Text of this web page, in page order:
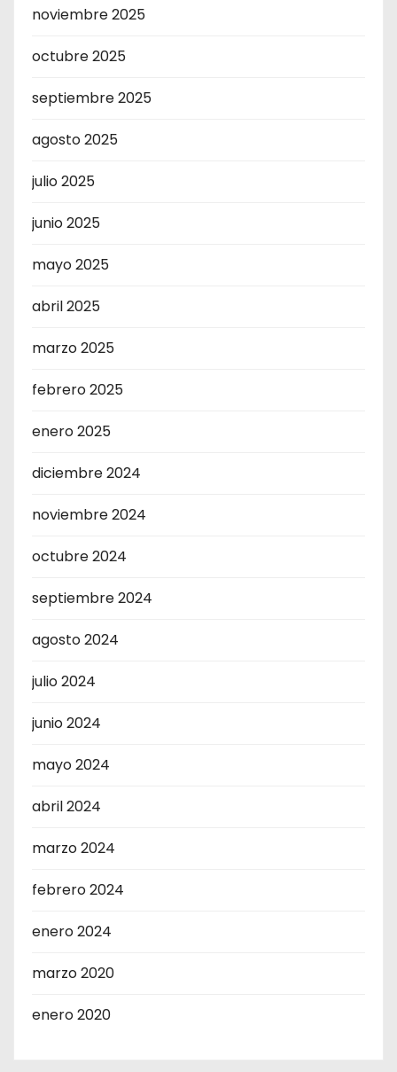
noviembre 2025
octubre 2025
septiembre 2025
agosto 2025
julio 2025
junio 2025
mayo 2025
abril 2025
marzo 2025
febrero 2025
enero 2025
diciembre 2024
noviembre 2024
octubre 2024
septiembre 2024
agosto 2024
julio 2024
junio 2024
mayo 2024
abril 2024
marzo 2024
febrero 2024
enero 2024
marzo 2020
enero 2020